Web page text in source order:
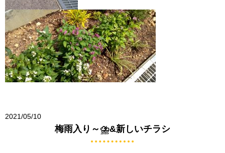
2021/05/10
梅雨入り～⛈&新しいチラシ